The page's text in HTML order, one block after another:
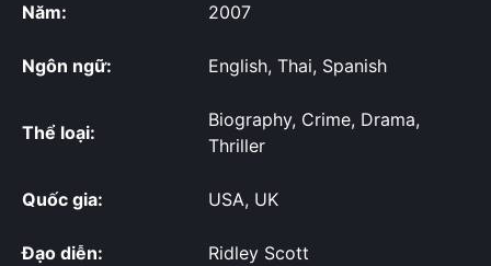
Năm: 2007
Ngôn ngữ: English, Thai, Spanish
Thể loại:
Biography, Crime, Drama,
Thriller
Quốc gia: USA, UK
Đạo diễn: Ridley Scott